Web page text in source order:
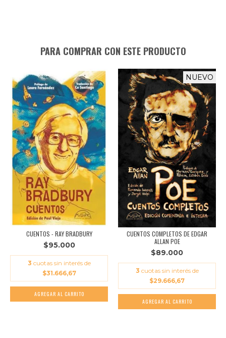
PARA COMPRAR CON ESTE PRODUCTO
CUENTOS - RAY BRADBURY
$95.000
3 cuotas sin interés de
$31.666,67
NUEVO
CUENTOS COMPLETOS DE EDGAR
ALLAN POE
$89.000
3 cuotas sin interés de
$29.666,67